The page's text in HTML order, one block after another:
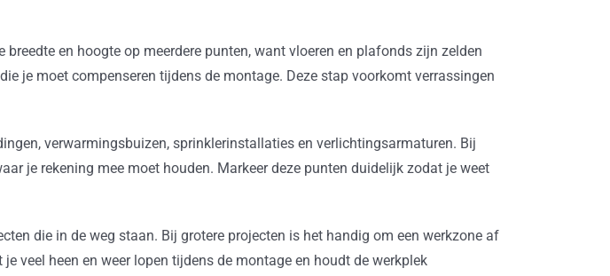
en hoogte op meerdere punten, want vloeren en plafonds zijn zelden
je moet compenseren tijdens de montage. Deze stap voorkomt verrassingen
verwarmingsbuizen, sprinklerinstallaties en verlichtingsarmaturen. Bij
je rekening mee moet houden. Markeer deze punten duidelijk zodat je weet
die in de weg staan. Bij grotere projecten is het handig om een werkzone af
veel heen en weer lopen tijdens de montage en houdt de werkplek